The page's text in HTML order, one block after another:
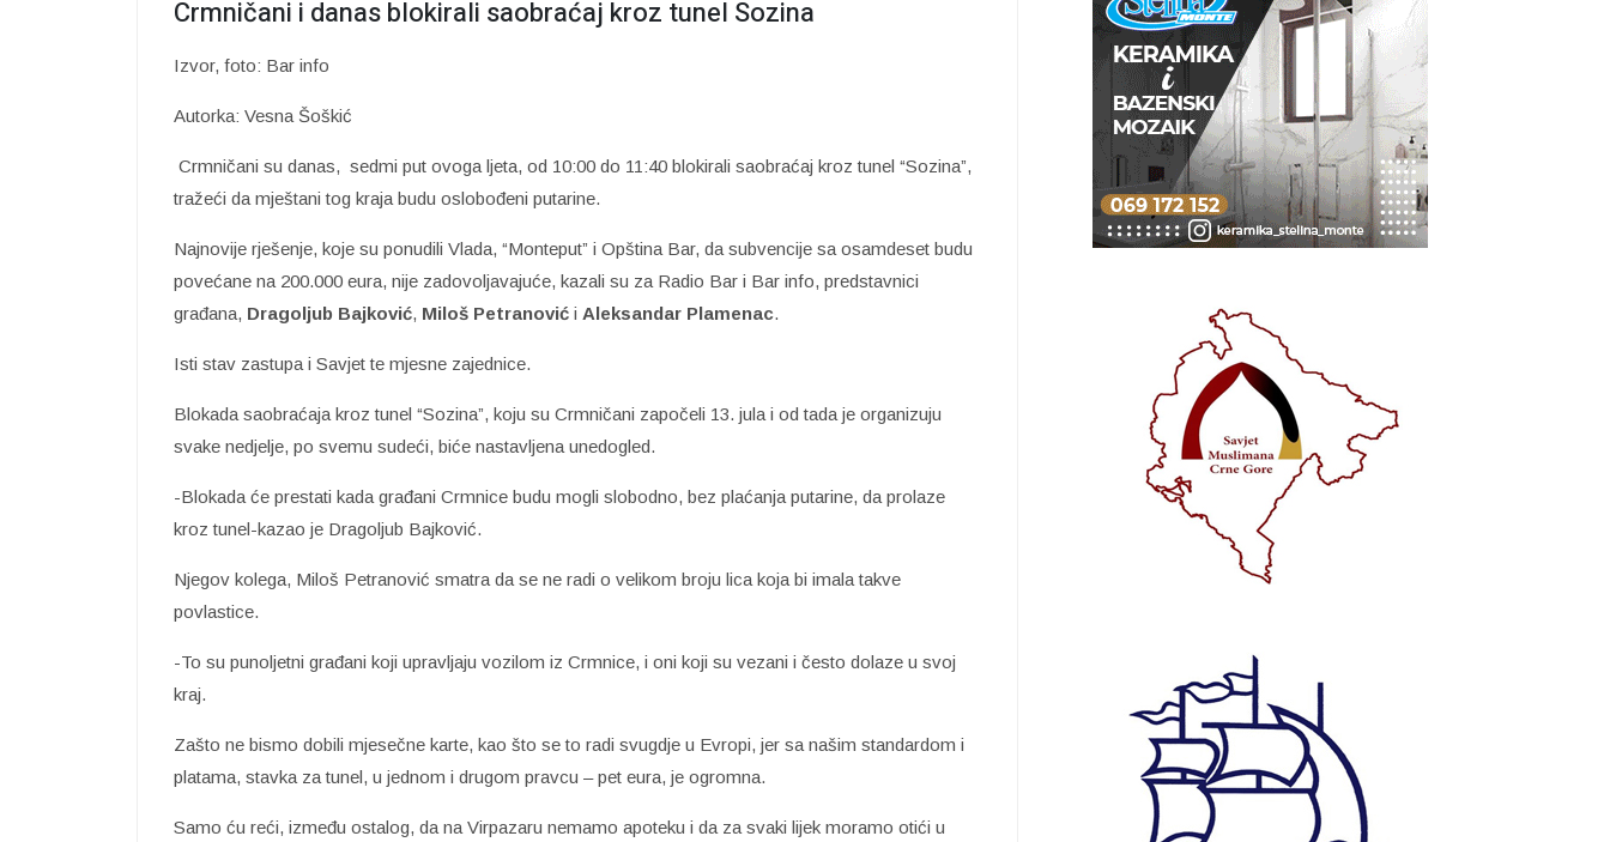
Crmničani i danas blokirali saobraćaj kroz tunel Sozina
Izvor, foto: Bar info
Autorka: Vesna Šoškić
Crmničani su danas, sedmi put ovoga ljeta, od 10:00 do 11:40 blokirali saobraćaj kroz tunel “Sozina”,
tražeći da mještani tog kraja budu oslobođeni putarine.
Najnovije rješenje, koje su ponudili Vlada, “Monteput” i Opština Bar, da subvencije sa osamdeset budu
povećane na 200.000 eura, nije zadovoljavajuće, kazali su za Radio Bar i Bar info, predstavnici
građana, Dragoljub Bajković, Miloš Petranović i Aleksandar Plamenac.
Isti stav zastupa i Savjet te mjesne zajednice.
Blokada saobraćaja kroz tunel “Sozina”, koju su Crmničani započeli 13. jula i od tada je organizuju
svake nedjelje, po svemu sudeći, biće nastavljena unedogled.
-Blokada će prestati kada građani Crmnice budu mogli slobodno, bez plaćanja putarine, da prolaze
kroz tunel-kazao je Dragoljub Bajković.
Njegov kolega, Miloš Petranović smatra da se ne radi o velikom broju lica koja bi imala takve
povlastice.
-To su punoljetni građani koji upravljaju vozilom iz Crmnice, i oni koji su vezani i često dolaze u svoj
kraj.
Zašto ne bismo dobili mjesečne karte, kao što se to radi svugdje u Evropi, jer sa našim standardom i
platama, stavka za tunel, u jednom i drugom pravcu – pet eura, je ogromna.
Samo ću reći, između ostalog, da na Virpazaru nemamo apoteku i da za svaki lijek moramo otići u